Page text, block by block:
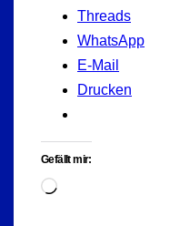
Threads
WhatsApp
E-Mail
Drucken
Gefällt mir:
Wird